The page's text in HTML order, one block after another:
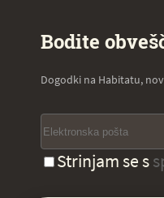
Bodite
Dogodki na Habitatu,
Strinjam se s